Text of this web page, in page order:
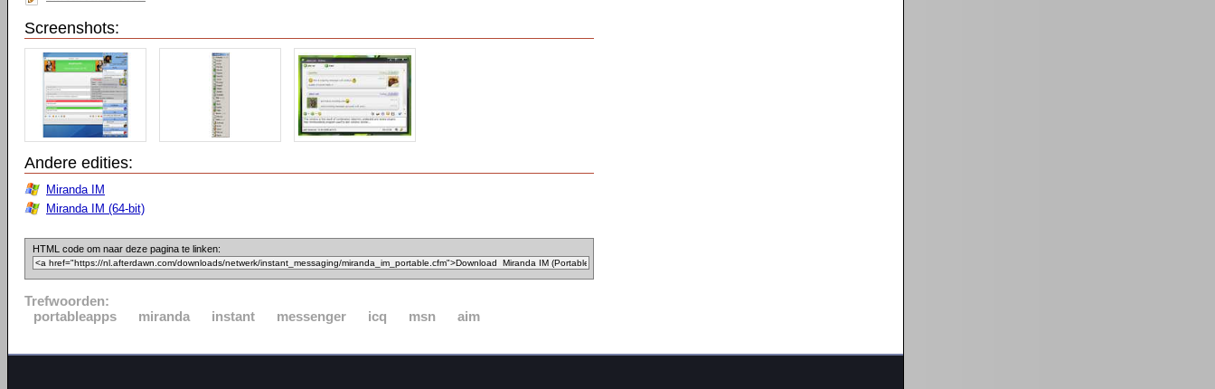
Screenshots:
Andere edities:
Miranda IM
Miranda IM (64-bit)
HTML code om naar deze pagina te linken:
Trefwoorden:
portableapps
miranda instant messenger icq msn aim